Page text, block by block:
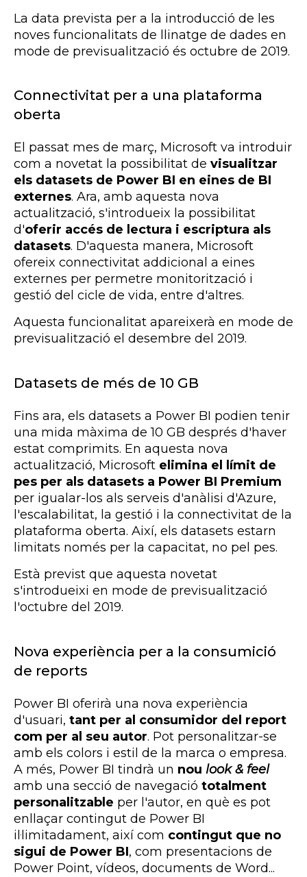
La data prevista per a la introducció de les
noves funcionalitats de llinatge de dades en
mode de previsualització és octubre de 2019.
Connectivitat per a una plataforma
oberta
El passat mes de març, Microsoft va introduir
com a novetat la possibilitat de visualitzar
els datasets de Power BI en eines de BI
externes. Ara, amb aquesta nova
actualització, s'introdueix la possibilitat
d'oferir accés de lectura i escriptura als
datasets. D'aquesta manera, Microsoft
ofereix connectivitat addicional a eines
externes per permetre monitorització i
gestió del cicle de vida, entre d'altres.
Aquesta funcionalitat apareixerà en mode de
previsualització el desembre del 2019.
Datasets de més de 10 GB
Fins ara, els datasets a Power BI podien tenir
una mida màxima de 10 GB després d'haver
estat comprimits. En aquesta nova
actualització, Microsoft elimina el límit de
pes per als datasets a Power BI Premium
per igualar-los als serveis d'anàlisi d'Azure,
l'escalabilitat, la gestió i la connectivitat de la
plataforma oberta. Així, els datasets estarn
limitats només per la capacitat, no pel pes.
Està previst que aquesta novetat
s'introdueixi en mode de previsualització
l'octubre del 2019.
Nova experiència per a la consumició
de reports
Power BI oferirà una nova experiència
d'usuari, tant per al consumidor del report
com per al seu autor. Pot personalitzar-se
amb els colors i estil de la marca o empresa.
A més, Power BI tindrà un nou look & feel
amb una secció de navegació totalment
personalitzable per l'autor, en què es pot
enllaçar contingut de Power BI
il·limitadament, així com contingut que no
sigui de Power BI, com presentacions de
Power Point, vídeos, documents de Word...